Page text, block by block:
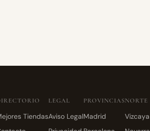
Tiendas
LEGAL
Aviso Legal
PROVINCIAS
Madrid
NORTE
Vizcaya